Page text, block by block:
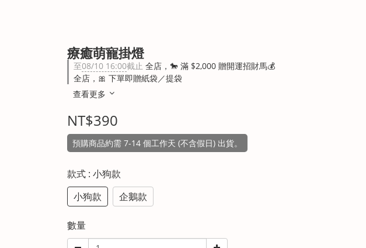
療癒萌寵掛燈
至08/10 16:00截止 全店，🐎 滿 $2,000 贈開運招財馬💰
全店，🎀 下單即贈紙袋／提袋
查看更多
NT$390
預購商品約需 7-14 個工作天 (不含假日) 出貨。
款式 : 小狗款
小狗款
企鵝款
數量